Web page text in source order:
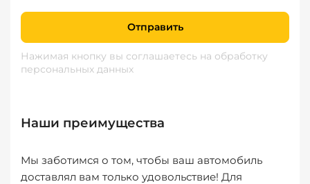
Отправить
Нажимая кнопку вы соглашаетесь на обработку
персональных данных
Наши преимущества
Мы заботимся о том, чтобы ваш автомобиль
доставлял вам только удовольствие! Для